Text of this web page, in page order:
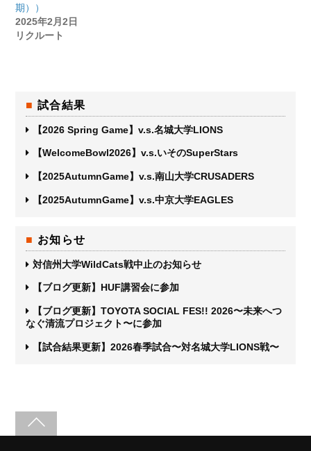
期））
2025年2月2日
リクルート
試合結果
【2026 Spring Game】v.s.名城大学LIONS
【WelcomeBowl2026】v.s.いそのSuperStars
【2025AutumnGame】v.s.南山大学CRUSADERS
【2025AutumnGame】v.s.中京大学EAGLES
お知らせ
対信州大学WildCats戦中止のお知らせ
【ブログ更新】HUF講習会に参加
【ブログ更新】TOYOTA SOCIAL FES!! 2026〜未来へつ
なぐ清流プロジェクト〜に参加
【試合結果更新】2026春季試合〜対名城大学LIONS戦〜